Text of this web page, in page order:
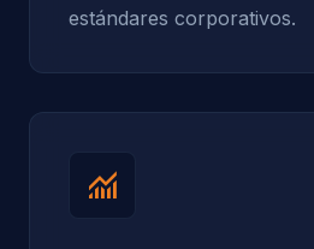
estándares corporativos.
monitoring